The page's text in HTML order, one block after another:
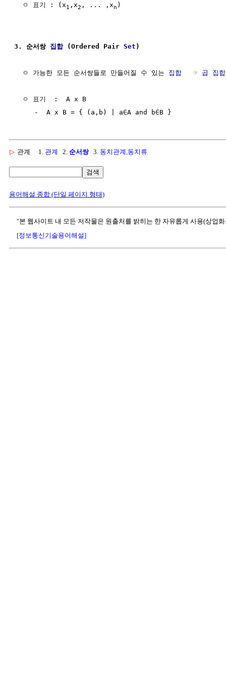
  ㅇ 표기 : (x
1 ,x2 , ... ,xn )
3. 순서쌍 집합 (Ordered Pair Set )
  ㅇ 가능한 모든 순서쌍들로 만들어질 수 있는
집합
   ☞
곱 집합
  ㅇ 표기  :  A x B
▷ 관계 1. 관계 2. 순서쌍3. 동치관계,동치류
검색
용어해설 종합 (단일 페이지 형태)
"본 웹사이트 내 모든 저작물은 원출처를 밝히는 한 자유롭게 사용(상업
[정보통신기술용어해설]